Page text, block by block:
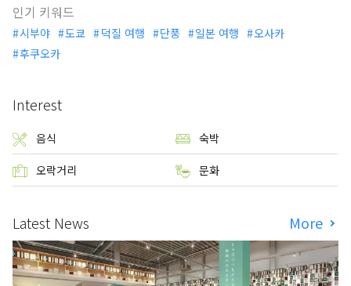
인기 키워드
시부야 도쿄 덕질 여행 단풍 일본 여행
오사카
후쿠오카
Interest
음식 숙박
오락거리 문화
Latest News More